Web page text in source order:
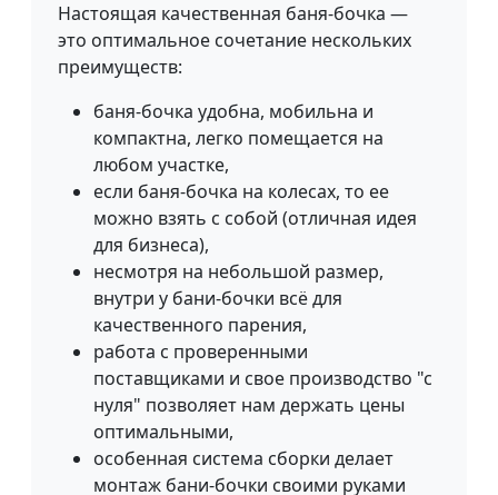
Настоящая качественная баня-бочка —
это оптимальное сочетание нескольких
преимуществ:
баня-бочка удобна, мобильна и
компактна, легко помещается на
любом участке,
если баня-бочка на колесах, то ее
можно взять с собой (отличная идея
для бизнеса),
несмотря на небольшой размер,
внутри у бани-бочки всё для
качественного парения,
работа с проверенными
поставщиками и свое производство "с
нуля" позволяет нам держать цены
оптимальными,
особенная система сборки делает
монтаж бани-бочки своими руками